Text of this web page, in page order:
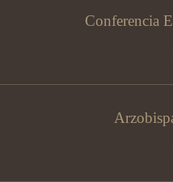
Conferencia